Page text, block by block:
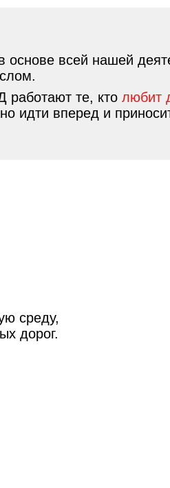
всей нашей
работают те, кто любит
идти вперед и
среду,
дорог.